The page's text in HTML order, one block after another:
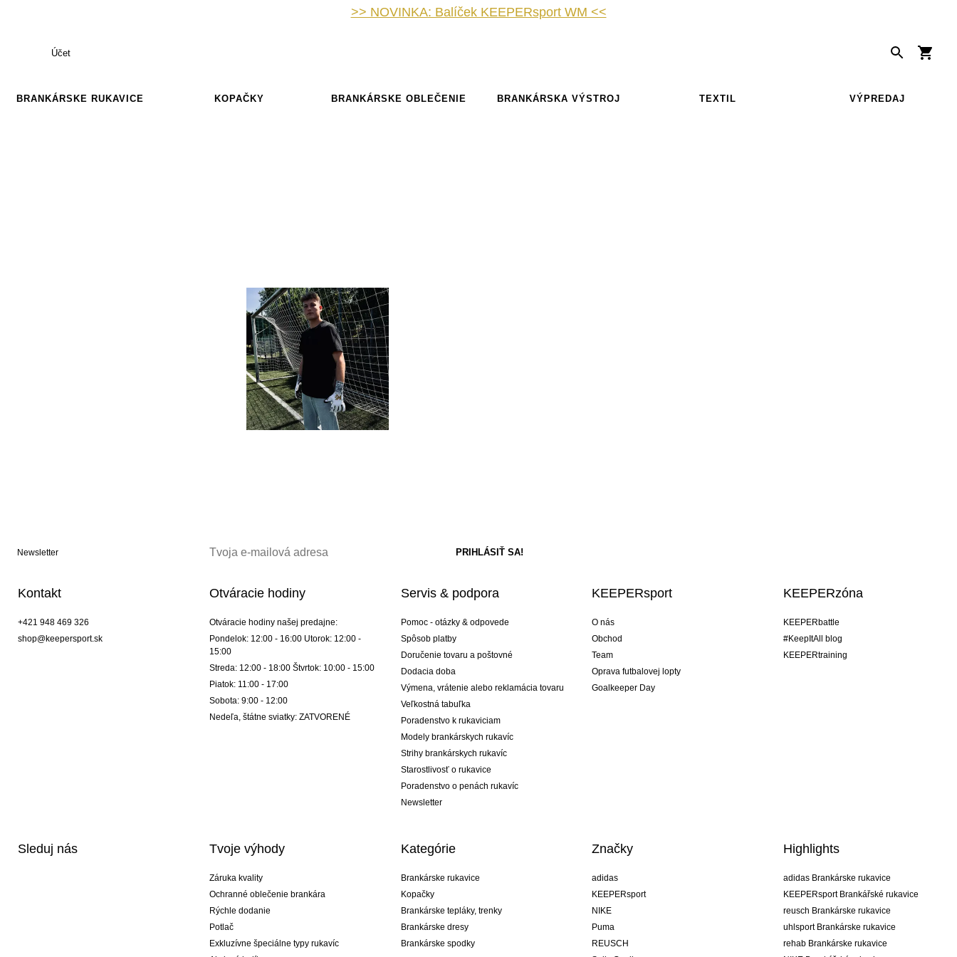
>> NOVINKA: Balíček KEEPERsport WM <<
Účet
BRANKÁRSKE RUKAVICE KOPAČKY BRANKÁRSKE OBLEČENIE BRANKÁRSKA VÝSTROJ TEXTIL VÝPREDAJ
Newsletter
Kontakt
+421 948 469 326
shop@keepersport.sk
Otváracie hodiny
Otváracie hodiny našej predajne:
Pondelok: 12:00 - 16:00 Utorok: 12:00 -
15:00
Streda: 12:00 - 18:00 Štvrtok: 10:00 - 15:00
Piatok: 11:00 - 17:00
Sobota: 9:00 - 12:00
Nedeľa, štátne sviatky: ZATVORENÉ
Servis & podpora
Pomoc - otázky & odpovede
Spôsob platby
Doručenie tovaru a poštovné
Dodacia doba
Výmena, vrátenie alebo reklamácia tovaru
Veľkostná tabuľka
Poradenstvo k rukaviciam
Modely brankárskych rukavíc
Strihy brankárskych rukavíc
Starostlivosť o rukavice
Poradenstvo o penách rukavíc
Newsletter
KEEPERsport
O nás
Obchod
Team
Oprava futbalovej lopty
Goalkeeper Day
KEEPERzóna
KEEPERbattle
#KeepItAll blog
KEEPERtraining
Sleduj nás Tvoje výhody
Záruka kvality
Ochranné oblečenie brankára
Rýchle dodanie
Potlač
Exkluzívne špeciálne typy rukavíc
Kategórie
Brankárske rukavice
Kopačky
Brankárske tepláky, trenky
Brankárske dresy
Brankárske spodky
Značky
adidas
KEEPERsport
NIKE
Puma
REUSCH
Highlights
adidas Brankárske rukavice
KEEPERsport Brankářské rukavice
reusch Brankárske rukavice
uhlsport Brankárske rukavice
rehab Brankárske rukavice